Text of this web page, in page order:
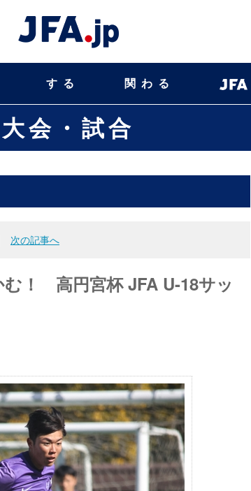
する 関わる
大会・試合
次の記事へ
！ 高円宮杯 JFA U-18サッ